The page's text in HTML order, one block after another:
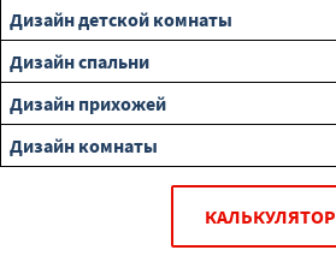
Дизайн детской комнаты
Дизайн спальни
Дизайн прихожей
Дизайн комнаты
КАЛЬКУЛЯТОР